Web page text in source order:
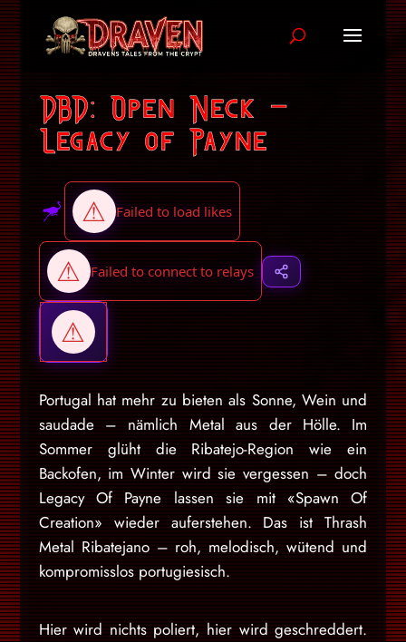
DBD: Open Neck –
Legacy of Payne
Portugal hat mehr zu bieten als Sonne, Wein und
saudade – nämlich Metal aus der Hölle. Im
Sommer glüht die Ribatejo-Region wie ein
Backofen, im Winter wird sie vergessen – doch
Legacy Of Payne lassen sie mit «Spawn Of
Creation» wieder auferstehen. Das ist Thrash
Metal Ribatejano – roh, melodisch, wütend und
kompromisslos portugiesisch.
Hier wird nichts poliert, hier wird geschreddert.